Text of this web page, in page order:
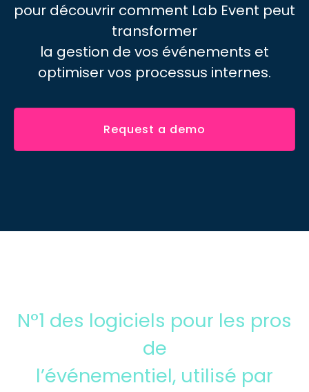
pour découvrir comment Lab Event peut
transformer
la gestion de vos événements et
optimiser vos processus internes.
Request a demo
N°1 des logiciels pour les pros
de
l’événementiel, utilisé par